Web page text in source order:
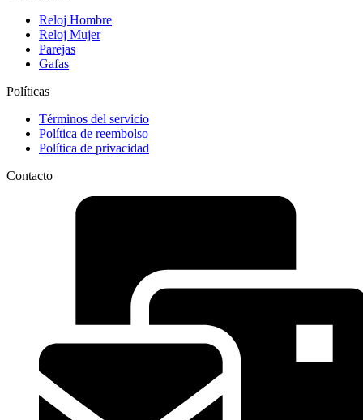
Reloj Hombre
Reloj Mujer
Parejas
Gafas
Políticas
Términos del servicio
Política de reembolso
Política de privacidad
Contacto